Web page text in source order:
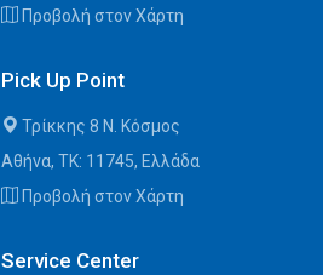
Προβολή στον Χάρτη
Pick Up Point
Τρίκκης 8 Ν. Κόσμος
Αθήνα, ΤΚ: 11745, Ελλάδα
Προβολή στον Χάρτη
Service Center